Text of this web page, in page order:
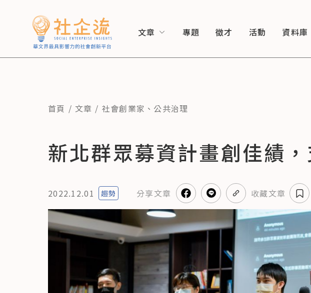
文章 專題 徵才 活動 資料庫
首頁 文章 社會創業家 、 公共治理
新北群眾募資計畫創佳績
2022.12.01 趨勢 分享文章 收藏文章